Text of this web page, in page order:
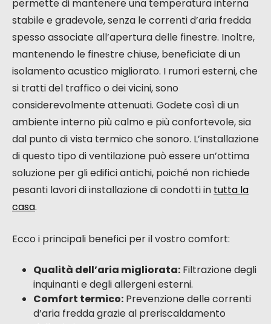
conseguenza, la richiesta di riscaldamento.In
inverno, l’aria in entrata è già riscaldata, il che
alleggerisce il carico del vostro sistema di
riscaldamento principale. Ciò si traduce
direttamente in una diminuzione del vostro
consumo energetico, sia per il gas che per
l’elettricità, e quindi in risparmi sulle vostre bollette.
L’efficacia di questo recupero di calore è un punto
chiave del suo interesse economico.
Comfort acustico e termico aumentato
Grazie alla VMC a doppio flusso decentralizzata,
non avete più bisogno di aprire le finestre per
permette di mantenere una temperatura interna
stabile e gradevole, senza le correnti d’aria fredda
spesso associate all’apertura delle finestre. Inoltre,
mantenendo le finestre chiuse, beneficiate di un
isolamento acustico migliorato. I rumori esterni, che